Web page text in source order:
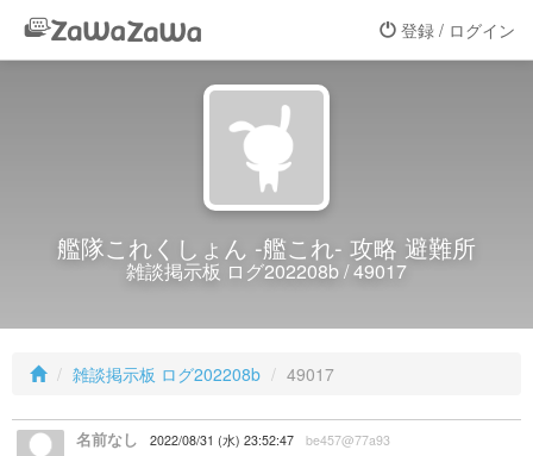
登録 / ログイン
艦隊これくしょん -艦これ- 攻略 避難所
雑談掲示板 ログ202208b / 49017
雑談掲示板 ログ202208b 49017
名前なし 2022/08/31 (水) 23:52:47 be457@77a93